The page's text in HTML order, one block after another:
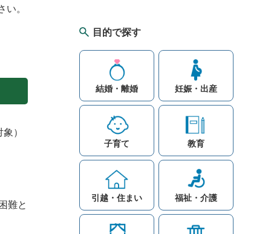
。
）
難と
目的で探す
結婚・離婚 妊娠・出産
子育て 教育
引越・住まい 福祉・介護